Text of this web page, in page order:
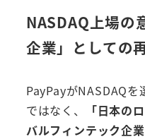
NASDAQ上場
企業」としての
PayPayがNASDAQを
ではなく、
「日本の
バルフィンテック企